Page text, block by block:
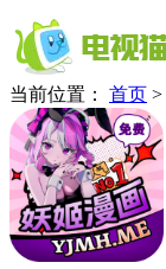
当前位置： 首页 >